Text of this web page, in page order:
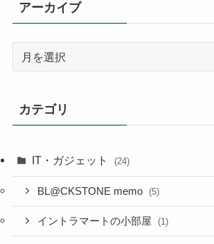
アーカイブ
ブ
カテゴリ
IT・ガジェット (24)
BL@CKSTONE memo (5)
イントラマートの小部屋 (1)